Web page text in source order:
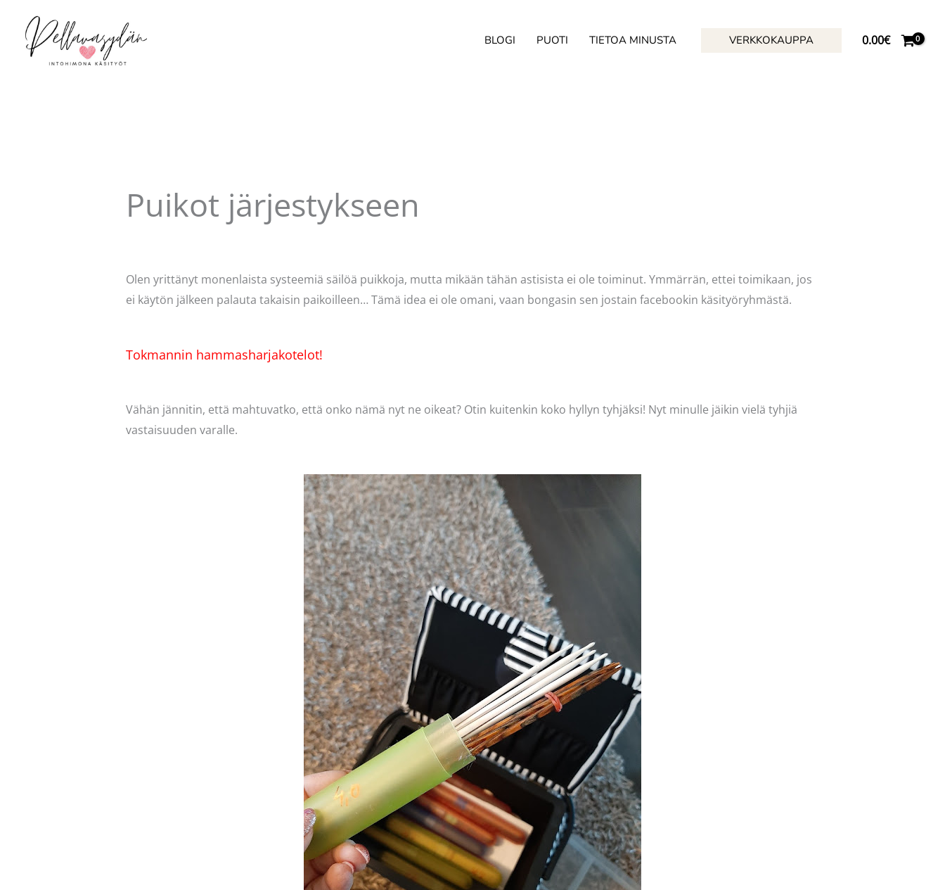
sisältöön
BLOGI PUOTI TIETOA MINUSTA VERKKOKAUPPA 0.00€
Puikot järjestykseen
Olen yrittänyt monenlaista systeemiä säilöä puikkoja, mutta mikään tähän astisista ei ole toiminut. Ymmärrän, ettei toimikaan, jos
ei käytön jälkeen palauta takaisin paikoilleen… Tämä idea ei ole omani, vaan bongasin sen jostain facebookin käsityöryhmästä.
Tokmannin hammasharjakotelot!
Vähän jännitin, että mahtuvatko, että onko nämä nyt ne oikeat? Otin kuitenkin koko hyllyn tyhjäksi! Nyt minulle jäikin vielä tyhjiä
vastaisuuden varalle.